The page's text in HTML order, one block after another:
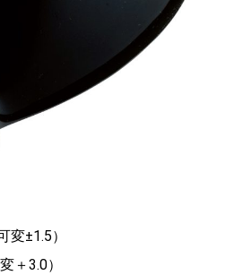
変±1.5）
＋3.0）